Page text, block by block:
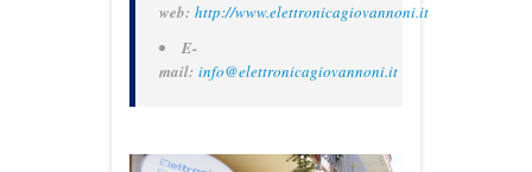
web: http://www.elettronicagiovannoni.it
E-
mail: info@elettronicagiovannoni.it